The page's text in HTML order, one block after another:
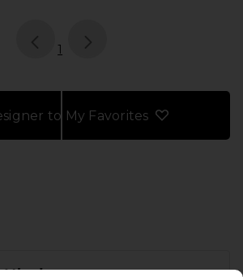
page
1
to My Favorites